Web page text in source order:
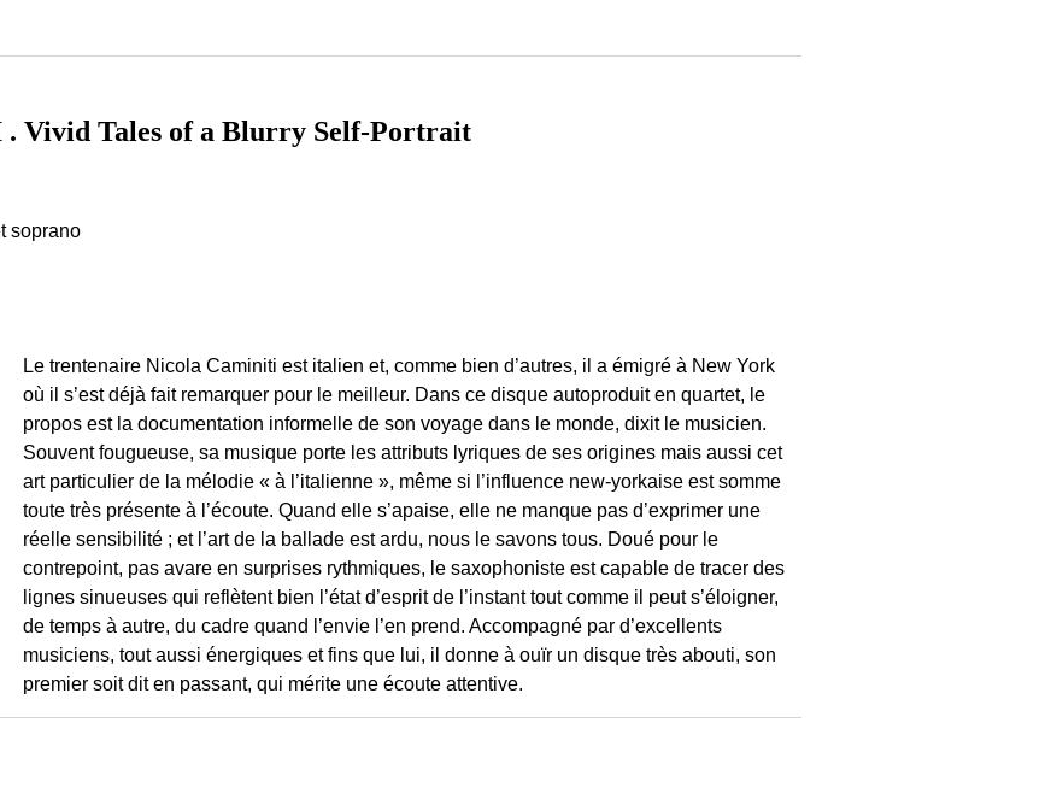
Vivid Tales of a Blurry Self-Portrait
soprano
Le trentenaire Nicola Caminiti est italien et, comme bien d’autres, il a émigré à New York
où il s’est déjà fait remarquer pour le meilleur. Dans ce disque autoproduit en quartet, le
propos est la documentation informelle de son voyage dans le monde, dixit le musicien.
Souvent fougueuse, sa musique porte les attributs lyriques de ses origines mais aussi cet
art particulier de la mélodie « à l’italienne », même si l’influence new-yorkaise est somme
toute très présente à l’écoute. Quand elle s’apaise, elle ne manque pas d’exprimer une
réelle sensibilité ; et l’art de la ballade est ardu, nous le savons tous. Doué pour le
contrepoint, pas avare en surprises rythmiques, le saxophoniste est capable de tracer des
lignes sinueuses qui reflètent bien l’état d’esprit de l’instant tout comme il peut s’éloigner,
de temps à autre, du cadre quand l’envie l’en prend. Accompagné par d’excellents
musiciens, tout aussi énergiques et fins que lui, il donne à ouïr un disque très abouti, son
premier soit dit en passant, qui mérite une écoute attentive.